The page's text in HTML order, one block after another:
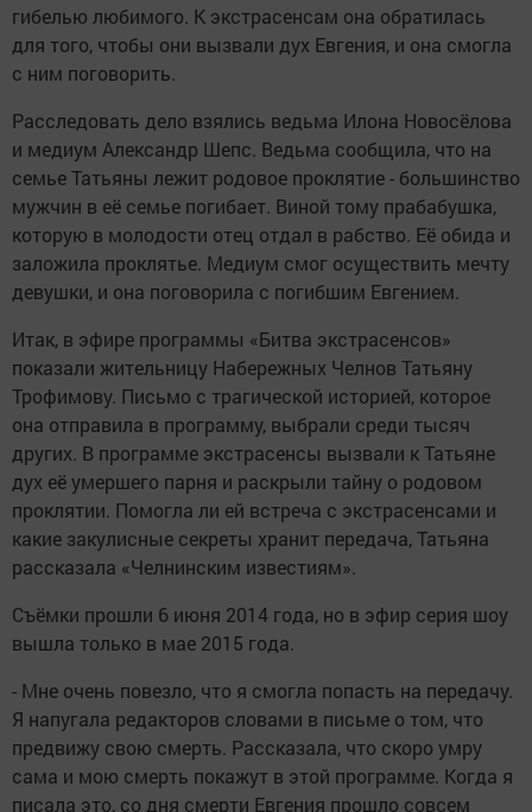
гибелью любимого. К экстрасенсам она обратилась
для того, чтобы они вызвали дух Евгения, и она смогла
с ним поговорить.
Расследовать дело взялись ведьма Илона Новосёлова
и медиум Александр Шепс. Ведьма сообщила, что на
семье Татьяны лежит родовое проклятие - большинство
мужчин в её семье погибает. Виной тому прабабушка,
которую в молодости отец отдал в рабство. Её обида и
заложила проклятье. Медиум смог осуществить мечту
девушки, и она поговорила с погибшим Евгением.
Итак, в эфире программы «Битва экстрасенсов»
показали жительницу Набережных Челнов Татьяну
Трофимову. Письмо с трагической историей, которое
она отправила в программу, выбрали среди тысяч
других. В программе экстрасенсы вызвали к Татьяне
дух её умершего парня и раскрыли тайну о родовом
проклятии. Помогла ли ей встреча с экстрасенсами и
какие закулисные секреты хранит передача, Татьяна
рассказала «Челнинским известиям».
Съёмки прошли 6 июня 2014 года, но в эфир серия шоу
вышла только в мае 2015 года.
- Мне очень повезло, что я смогла попасть на передачу.
Я напугала редакторов словами в письме о том, что
предвижу свою смерть. Рассказала, что скоро умру
сама и мою смерть покажут в этой программе. Когда я
писала это, со дня смерти Евгения прошло совсем